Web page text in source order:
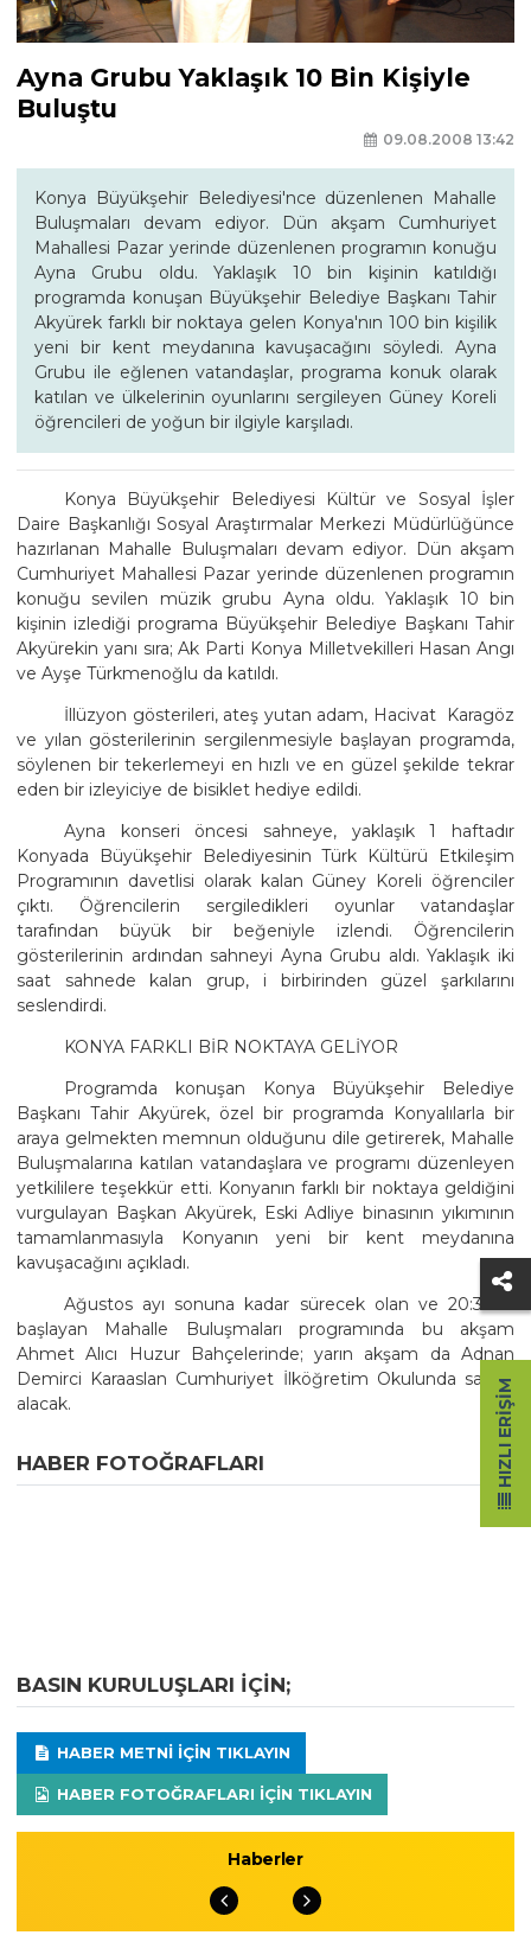
Ayna Grubu Yaklaşık 10 Bin Kişiyle
Buluştu
09.08.2008 13:42
Konya Büyükşehir Belediyesi'nce düzenlenen Mahalle
Buluşmaları devam ediyor. Dün akşam Cumhuriyet
Mahallesi Pazar yerinde düzenlenen programın konuğu
Ayna Grubu oldu. Yaklaşık 10 bin kişinin katıldığı
programda konuşan Büyükşehir Belediye Başkanı Tahir
Akyürek farklı bir noktaya gelen Konya'nın 100 bin kişilik
yeni bir kent meydanına kavuşacağını söyledi. Ayna
Grubu ile eğlenen vatandaşlar, programa konuk olarak
katılan ve ülkelerinin oyunlarını sergileyen Güney Koreli
öğrencileri de yoğun bir ilgiyle karşıladı.
Konya Büyükşehir Belediyesi Kültür ve Sosyal İşler
Daire Başkanlığı Sosyal Araştırmalar Merkezi Müdürlüğünce
hazırlanan Mahalle Buluşmaları devam ediyor. Dün akşam
Cumhuriyet Mahallesi Pazar yerinde düzenlenen programın
konuğu sevilen müzik grubu Ayna oldu. Yaklaşık 10 bin
kişinin izlediği programa Büyükşehir Belediye Başkanı Tahir
Akyürekin yanı sıra; Ak Parti Konya Milletvekilleri Hasan Angı
ve Ayşe Türkmenoğlu da katıldı.
İllüzyon gösterileri, ateş yutan adam, Hacivat  Karagöz
ve yılan gösterilerinin sergilenmesiyle başlayan programda,
söylenen bir tekerlemeyi en hızlı ve en güzel şekilde tekrar
eden bir izleyiciye de bisiklet hediye edildi.
Ayna konseri öncesi sahneye, yaklaşık 1 haftadır
Konyada Büyükşehir Belediyesinin Türk Kültürü Etkileşim
Programının davetlisi olarak kalan Güney Koreli öğrenciler
çıktı. Öğrencilerin sergiledikleri oyunlar vatandaşlar
tarafından büyük bir beğeniyle izlendi. Öğrencilerin
gösterilerinin ardından sahneyi Ayna Grubu aldı. Yaklaşık iki
saat sahnede kalan grup, i birbirinden güzel şarkılarını
seslendirdi.
KONYA FARKLI BİR NOKTAYA GELİYOR
Programda konuşan Konya Büyükşehir Belediye
Başkanı Tahir Akyürek, özel bir programda Konyalılarla bir
araya gelmekten memnun olduğunu dile getirerek, Mahalle
Buluşmalarına katılan vatandaşlara ve programı düzenleyen
yetkililere teşekkür etti. Konyanın farklı bir noktaya geldiğini
vurgulayan Başkan Akyürek, Eski Adliye binasının yıkımının
tamamlanmasıyla Konyanın yeni bir kent meydanına
kavuşacağını açıkladı.
Ağustos ayı sonuna kadar sürecek olan ve 20:30da
başlayan Mahalle Buluşmaları programında bu akşam
Ahmet Alıcı Huzur Bahçelerinde; yarın akşam da Adnan
Demirci Karaaslan Cumhuriyet İlköğretim Okulunda sahne
alacak.
HABER FOTOĞRAFLARI
BASIN KURULUŞLARI IÇIN;
HABER METNI IÇIN TIKLAYIN
HABER FOTOĞRAFLARI IÇIN TIKLAYIN
Haberler
HIZLI ERIŞIM